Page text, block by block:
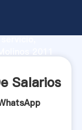
Salarios